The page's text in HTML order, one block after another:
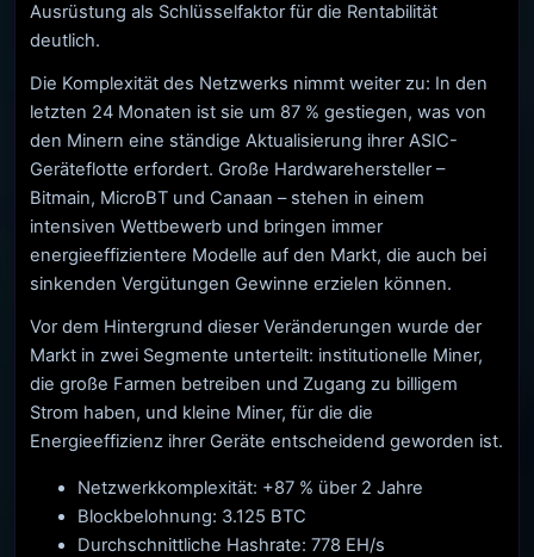
Ausrüstung als Schlüsselfaktor für die Rentabilität
deutlich.
Die Komplexität des Netzwerks nimmt weiter zu: In den
letzten 24 Monaten ist sie um 87 % gestiegen, was von
den Minern eine ständige Aktualisierung ihrer ASIC-
Geräteflotte erfordert. Große Hardwarehersteller –
Bitmain, MicroBT und Canaan – stehen in einem
intensiven Wettbewerb und bringen immer
energieeffizientere Modelle auf den Markt, die auch bei
sinkenden Vergütungen Gewinne erzielen können.
Vor dem Hintergrund dieser Veränderungen wurde der
Markt in zwei Segmente unterteilt: institutionelle Miner,
die große Farmen betreiben und Zugang zu billigem
Strom haben, und kleine Miner, für die die
Energieeffizienz ihrer Geräte entscheidend geworden ist.
Netzwerkkomplexität: +87 % über 2 Jahre
Blockbelohnung: 3.125 BTC
Durchschnittliche Hashrate: 778 EH/s